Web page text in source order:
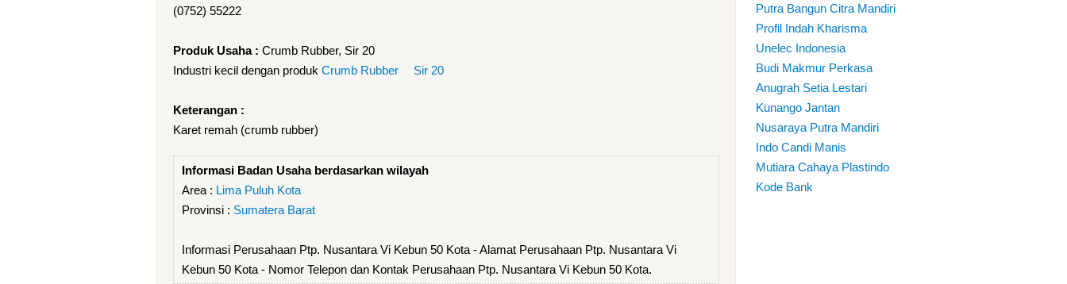
(0752) 55222
Produk Usaha : Crumb Rubber, Sir 20
Industri kecil dengan produk Crumb Rubber Sir 20
Keterangan :
Karet remah (crumb rubber)
Informasi Badan Usaha berdasarkan wilayah
Area : Lima Puluh Kota
Provinsi : Sumatera Barat
Informasi Perusahaan Ptp. Nusantara Vi Kebun 50 Kota - Alamat Perusahaan Ptp. Nusantara Vi
Kebun 50 Kota - Nomor Telepon dan Kontak Perusahaan Ptp. Nusantara Vi Kebun 50 Kota.
Putra Bangun Citra Mandiri
Profil Indah Kharisma
Unelec Indonesia
Budi Makmur Perkasa
Anugrah Setia Lestari
Kunango Jantan
Nusaraya Putra Mandiri
Indo Candi Manis
Mutiara Cahaya Plastindo
Kode Bank